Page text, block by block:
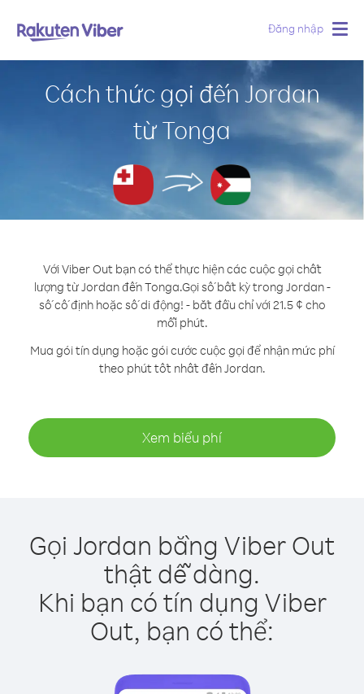
Đăng nhập
Cách thức gọi đến Jordan
từ Tonga
Với Viber Out bạn có thể thực hiện các cuộc gọi chất
lượng từ Jordan đến Tonga.Gọi số bất kỳ trong Jordan -
số cố định hoặc số di động! - bắt đầu chỉ với 21.5 ¢ cho
mỗi phút.
Mua gói tín dụng hoặc gói cước cuộc gọi để nhận mức phí
theo phút tốt nhất đến Jordan.
Xem biểu phí
Gọi Jordan bằng Viber Out
thật dễ dàng.
Khi bạn có tín dụng Viber
Out, bạn có thể: